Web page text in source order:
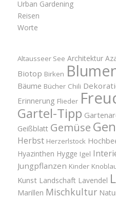
Urban Gardening
Reisen
Worte
Altausseer See Architektur
Biotop Birken
Bäume Bücher Chili
Erinnerung Flieder
Gartel-Tipp
Geißblatt Gemüse
Herbst Herzerlstock
Hyazinthen Hygge Igel
Jungpflanzen Kinder
Kunst Landschaft Lavendel
Marillen Mischkultur